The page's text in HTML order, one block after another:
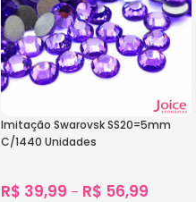
Imitação Swarovsk SS20=5mm
C/1440 Unidades
R$ 39,99 – R$ 56,99